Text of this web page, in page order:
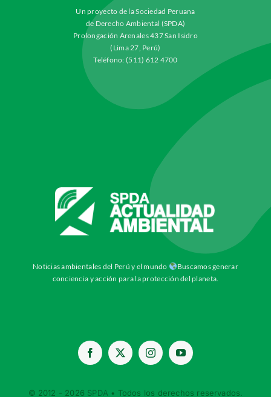
Un proyecto de la Sociedad Peruana
de Derecho Ambiental (SPDA)
Prolongación Arenales 437 San Isidro
(Lima 27, Perú)
Teléfono: (511) 612 4700
Noticias ambientales del Perú y el mundo
Buscamos generar
conciencia y acción para la protección del planeta.
© 2012 - 2026 SPDA • Todos los derechos reservados.